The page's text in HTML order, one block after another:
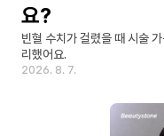
요?
빈혈 수치가 걸렸을 때 시술
리했어요.
2026. 8. 7.